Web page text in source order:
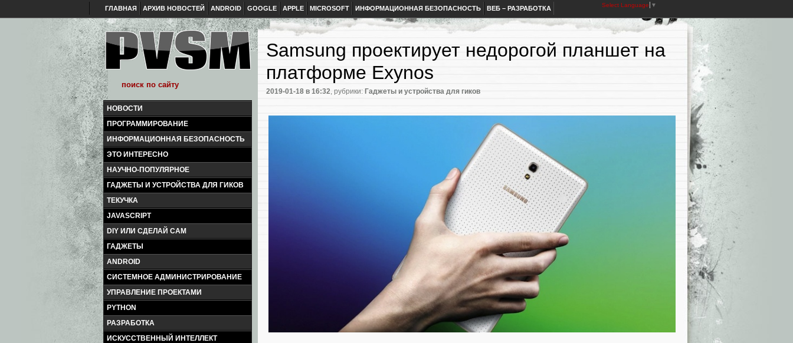
ГЛАВНАЯ АРХИВ НОВОСТЕЙ ANDROID GOOGLE APPLE MICROSOFT ИНФОРМАЦИОННАЯ БЕЗОПАСНОСТЬ ВЕБ – РАЗРАБОТКА Select Language ▼
НОВОСТИ
ПРОГРАММИРОВАНИЕ
ИНФОРМАЦИОННАЯ БЕЗОПАСНОСТЬ
ЭТО ИНТЕРЕСНО
НАУЧНО-ПОПУЛЯРНОЕ
ГАДЖЕТЫ И УСТРОЙСТВА ДЛЯ ГИКОВ
ТЕКУЧКА
JAVASCRIPT
DIY ИЛИ СДЕЛАЙ САМ
ГАДЖЕТЫ
ANDROID
СИСТЕМНОЕ АДМИНИСТРИРОВАНИЕ
УПРАВЛЕНИЕ ПРОЕКТАМИ
PYTHON
РАЗРАБОТКА
ИСКУССТВЕННЫЙ ИНТЕЛЛЕКТ
Samsung проектирует недорогой планшет на
платформе Exynos
2019-01-18 в 16:32, рубрики: Гаджеты и устройства для гиков